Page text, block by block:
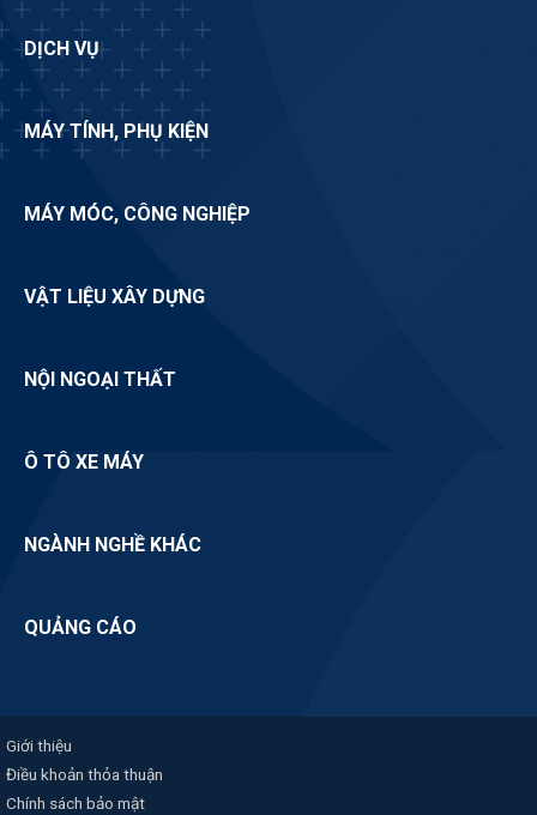
DỊCH VỤ
MÁY TÍNH, PHỤ KIỆN
MÁY MÓC, CÔNG NGHIỆP
VẬT LIỆU XÂY DỰNG
NỘI NGOẠI THẤT
Ô TÔ XE MÁY
NGÀNH NGHỀ KHÁC
QUẢNG CÁO
Giới thiệu
Điều khoản thỏa thuận
Chính sách bảo mật